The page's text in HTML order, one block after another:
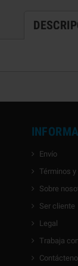
Envío
Términos
Sobre
Ser cliente
Legal
Trabaja